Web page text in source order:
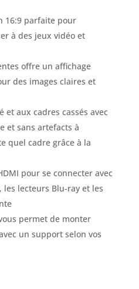
16:9 parfaite pour
à des jeux vidéo et
offre un affichage
des images claires et
et aux cadres cassés avec
et sans artefacts à
quel cadre grâce à la
pour se connecter avec
les lecteurs Blu-ray et les
permet de monter
un support selon vos